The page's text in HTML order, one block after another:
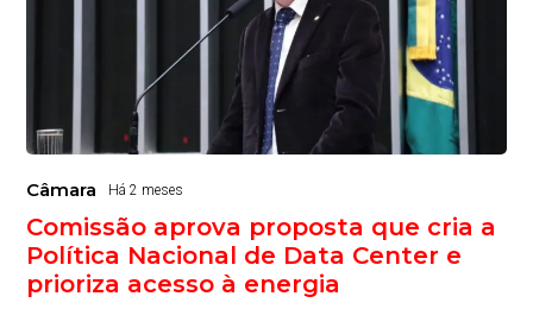
Câmara Há 2 meses
Comissão aprova proposta que cria a
Política Nacional de Data Center e
prioriza acesso à energia